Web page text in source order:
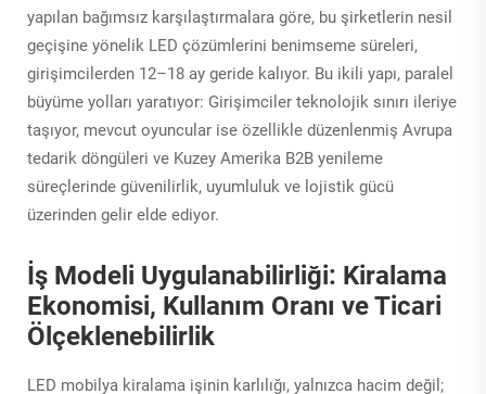
yapılan bağımsız karşılaştırmalara göre, bu şirketlerin nesil
geçişine yönelik LED çözümlerini benimseme süreleri,
girişimcilerden 12–18 ay geride kalıyor. Bu ikili yapı, paralel
büyüme yolları yaratıyor: Girişimciler teknolojik sınırı ileriye
taşıyor, mevcut oyuncular ise özellikle düzenlenmiş Avrupa
tedarik döngüleri ve Kuzey Amerika B2B yenileme
süreçlerinde güvenilirlik, uyumluluk ve lojistik gücü
üzerinden gelir elde ediyor.
İş Modeli Uygulanabilirliği: Kiralama
Ekonomisi, Kullanım Oranı ve Ticari
Ölçeklenebilirlik
LED mobilya kiralama işinin karlılığı, yalnızca hacim değil;